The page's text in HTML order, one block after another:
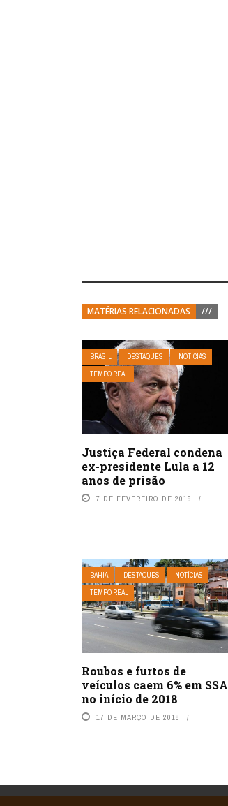
MATÉRIAS RELACIONADAS ///
BRASIL DESTAQUES
NOTÍCIAS
TEMPO REAL
Justiça Federal condena
ex-presidente Lula a 12
anos de prisão
7 DE FEVEREIRO DE 2019
BAHIA DESTAQUES
NOTÍCIAS
TEMPO REAL
Roubos e furtos de
veículos caem 6% em SSA
no início de 2018
17 DE MARÇO DE 2018